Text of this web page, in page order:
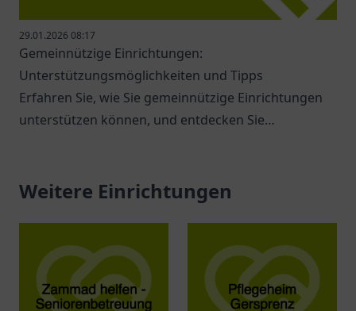
29.01.2026 08:17
Gemeinnützige Einrichtungen:
Unterstützungsmöglichkeiten und Tipps
Erfahren Sie, wie Sie gemeinnützige Einrichtungen
unterstützen können, und entdecken Sie
Weitere Einrichtungen